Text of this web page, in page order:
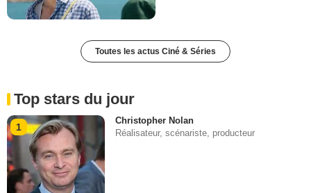
Toutes les actus Ciné & Séries
Top stars du jour
1
Christopher Nolan
Réalisateur, scénariste, producteur